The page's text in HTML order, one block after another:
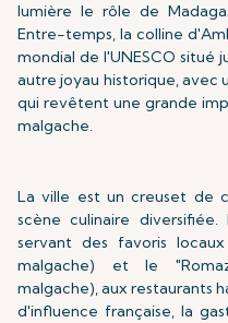
lumière le rôle de
Entre-temps, la colline
mondial de l'UNESCO situé
autre joyau historique, avec
qui revêtent une grande
malgache.
La ville est un creuset de
scène culinaire
servant des favoris
malgache) et le
malgache), aux restaurants
d'influence française, la